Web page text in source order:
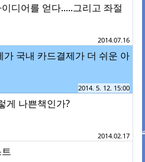
디어를 얻다.....그리고 좌절
2014.07.16
가 국내 카드결제가 더 쉬운 아
2014. 5. 12. 15:00
게 나쁜책인가?
2014.02.17